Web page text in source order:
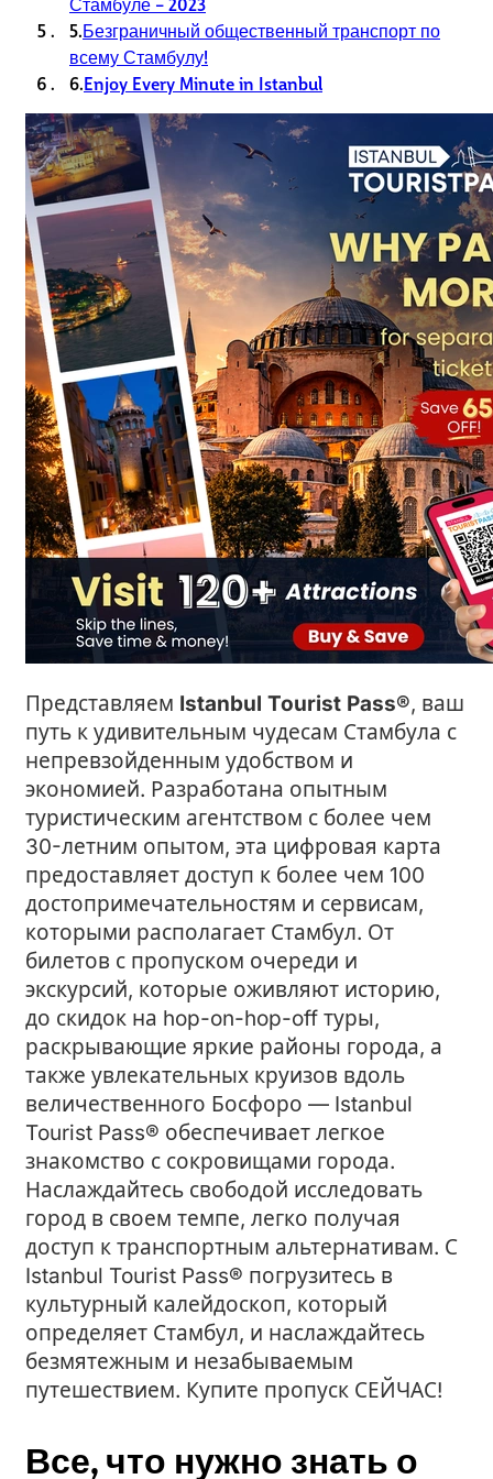
5.Безграничный общественный транспорт по
всему Стамбулу!
6.Enjoy Every Minute in Istanbul
Представляем Istanbul Tourist Pass®, ваш
путь к удивительным чудесам Стамбула с
непревзойденным удобством и
экономией. Разработана опытным
туристическим агентством с более чем
30-летним опытом, эта цифровая карта
предоставляет доступ к более чем 100
достопримечательностям и сервисам,
которыми располагает Стамбул. От
билетов с пропуском очереди и
экскурсий, которые оживляют историю,
до скидок на hop-on-hop-off туры,
раскрывающие яркие районы города, а
также увлекательных круизов вдоль
величественного Босфоро — Istanbul
Tourist Pass® обеспечивает легкое
знакомство с сокровищами города.
Наслаждайтесь свободой исследовать
город в своем темпе, легко получая
доступ к транспортным альтернативам. С
Istanbul Tourist Pass® погрузитесь в
культурный калейдоскоп, который
определяет Стамбул, и наслаждайтесь
безмятежным и незабываемым
путешествием. Купите пропуск СЕЙЧАС!
Все, что нужно знать о